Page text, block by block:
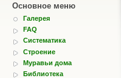
Основное меню
Галерея
FAQ
Систематика
Строение
Муравьи дома
Библиотека